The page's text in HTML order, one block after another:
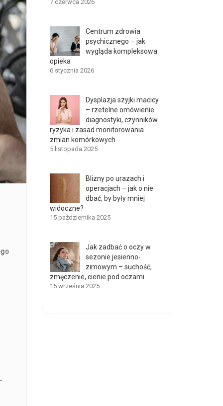
7 czerwca 2026
Centrum zdrowia
psychicznego – jak
wygląda kompleksowa
opieka
6 stycznia 2026
Dysplazja szyjki macicy
– rzetelne omówienie
diagnostyki, czynników
ryzyka i zasad monitorowania
zmian komórkowych
5 listopada 2025
Blizny po urazach i
operacjach – jak o nie
dbać, by były mniej
widoczne?
15 października 2025
Jak zadbać o oczy w
sezonie jesienno-
zimowym – suchość,
zmęczenie, cienie pod oczami
15 września 2025